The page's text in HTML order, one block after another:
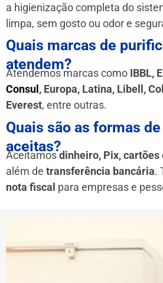
a higienização completa do
limpa, sem gosto ou odor e
Quais marcas de
atendem?
Atendemos marcas como IBBL,
Consul , Europa, Latina, Libell,
Everest, entre outras.
Quais são as formas
aceitas?
Aceitamosdinheiro, Pix,
além de transferência bancária.
nota fiscal para empresas e